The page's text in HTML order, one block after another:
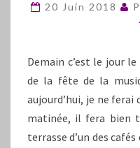
20 Juin 2018
Demain c’est le jour
de la fête de la
aujourd’hui, je ne ferai
matinée, il fera bien
terrasse d’un des